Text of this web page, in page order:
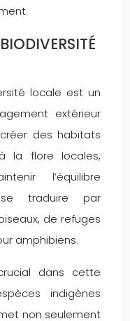
locale est un
extérieur
des habitats
la flore locales,
l’équilibre
traduire par
de refuges
amphibiens.
dans cette
indigènes
non seulement